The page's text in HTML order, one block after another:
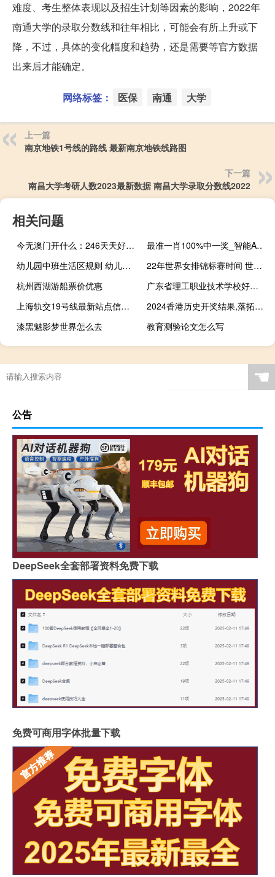
难度、考生整体表现以及招生计划等因素的影响，2022年
南通大学的录取分数线和往年相比，可能会有所上升或下
降，不过，具体的变化幅度和趋势，还是需要等官方数据
出来后才能确定。
网络标签： 医保 南通 大学
上一篇
南京地铁1号线的路线 最新南京地铁线路图
下一篇
南昌大学考研人数2023最新数据 南昌大学录取分数线2022
相关问题
今无澳门开什么：246天天好彩精选资料944-辅助解释落实-814.V1.59
最准一肖100%中一奖_智能AI深度解析_爱采购版v47.08.814
幼儿园中班生活区规则 幼儿园中班区角布置
22年世界女排锦标赛时间 世界女排大奖赛赛程
杭州西湖游船票价优惠
广东省理工职业技术学校好不好 广东理工职业学校
上海轨交19号线最新站点信息 上海轨道交通19号线
2024香港历史开奖结果,落拓不羁精选解释落实_iPhone26.21.24
漆黑魅影梦世界怎么去
教育测验论文怎么写
☚
公告
DeepSeek全套部署资料免费下载
免费可商用字体批量下载